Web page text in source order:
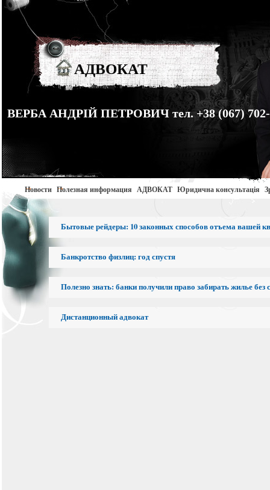
АДВОКАТ
ВЕРБА АНДРІЙ ПЕТРОВИЧ тел. +38 (067) 702-
Новости Полезная информация АДВОКАТ Юридична консультація
Бытовые рейдеры: 10 законных способов отъема вашей
Банкротство физлиц: год спустя
Полезно знать: банки получили право забирать жилье
Дистанционный адвокат